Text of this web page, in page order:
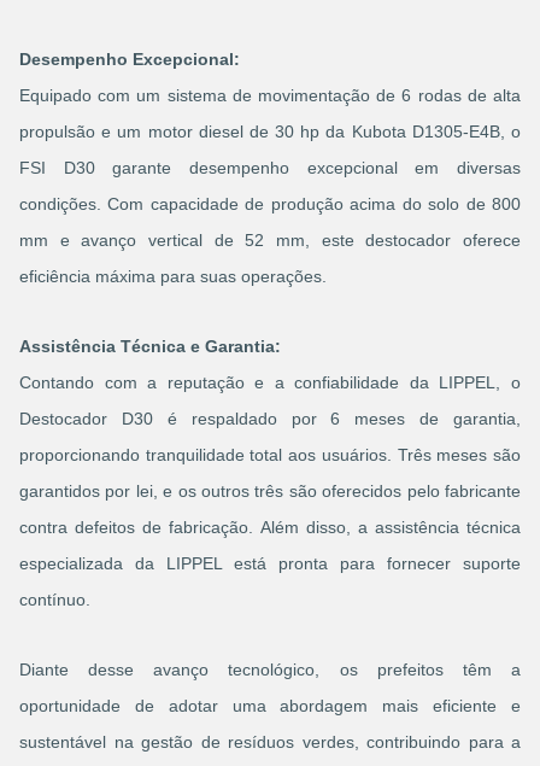
Desempenho Excepcional:
Equipado com um sistema de movimentação de 6 rodas de alta
propulsão e um motor diesel de 30 hp da Kubota D1305-E4B, o
FSI D30 garante desempenho excepcional em diversas
condições. Com capacidade de produção acima do solo de 800
mm e avanço vertical de 52 mm, este destocador oferece
eficiência máxima para suas operações.
Assistência Técnica e Garantia:
Contando com a reputação e a confiabilidade da LIPPEL, o
Destocador D30 é respaldado por 6 meses de garantia,
proporcionando tranquilidade total aos usuários. Três meses são
garantidos por lei, e os outros três são oferecidos pelo fabricante
contra defeitos de fabricação. Além disso, a assistência técnica
especializada da LIPPEL está pronta para fornecer suporte
contínuo.
Diante desse avanço tecnológico, os prefeitos têm a
oportunidade de adotar uma abordagem mais eficiente e
sustentável na gestão de resíduos verdes, contribuindo para a